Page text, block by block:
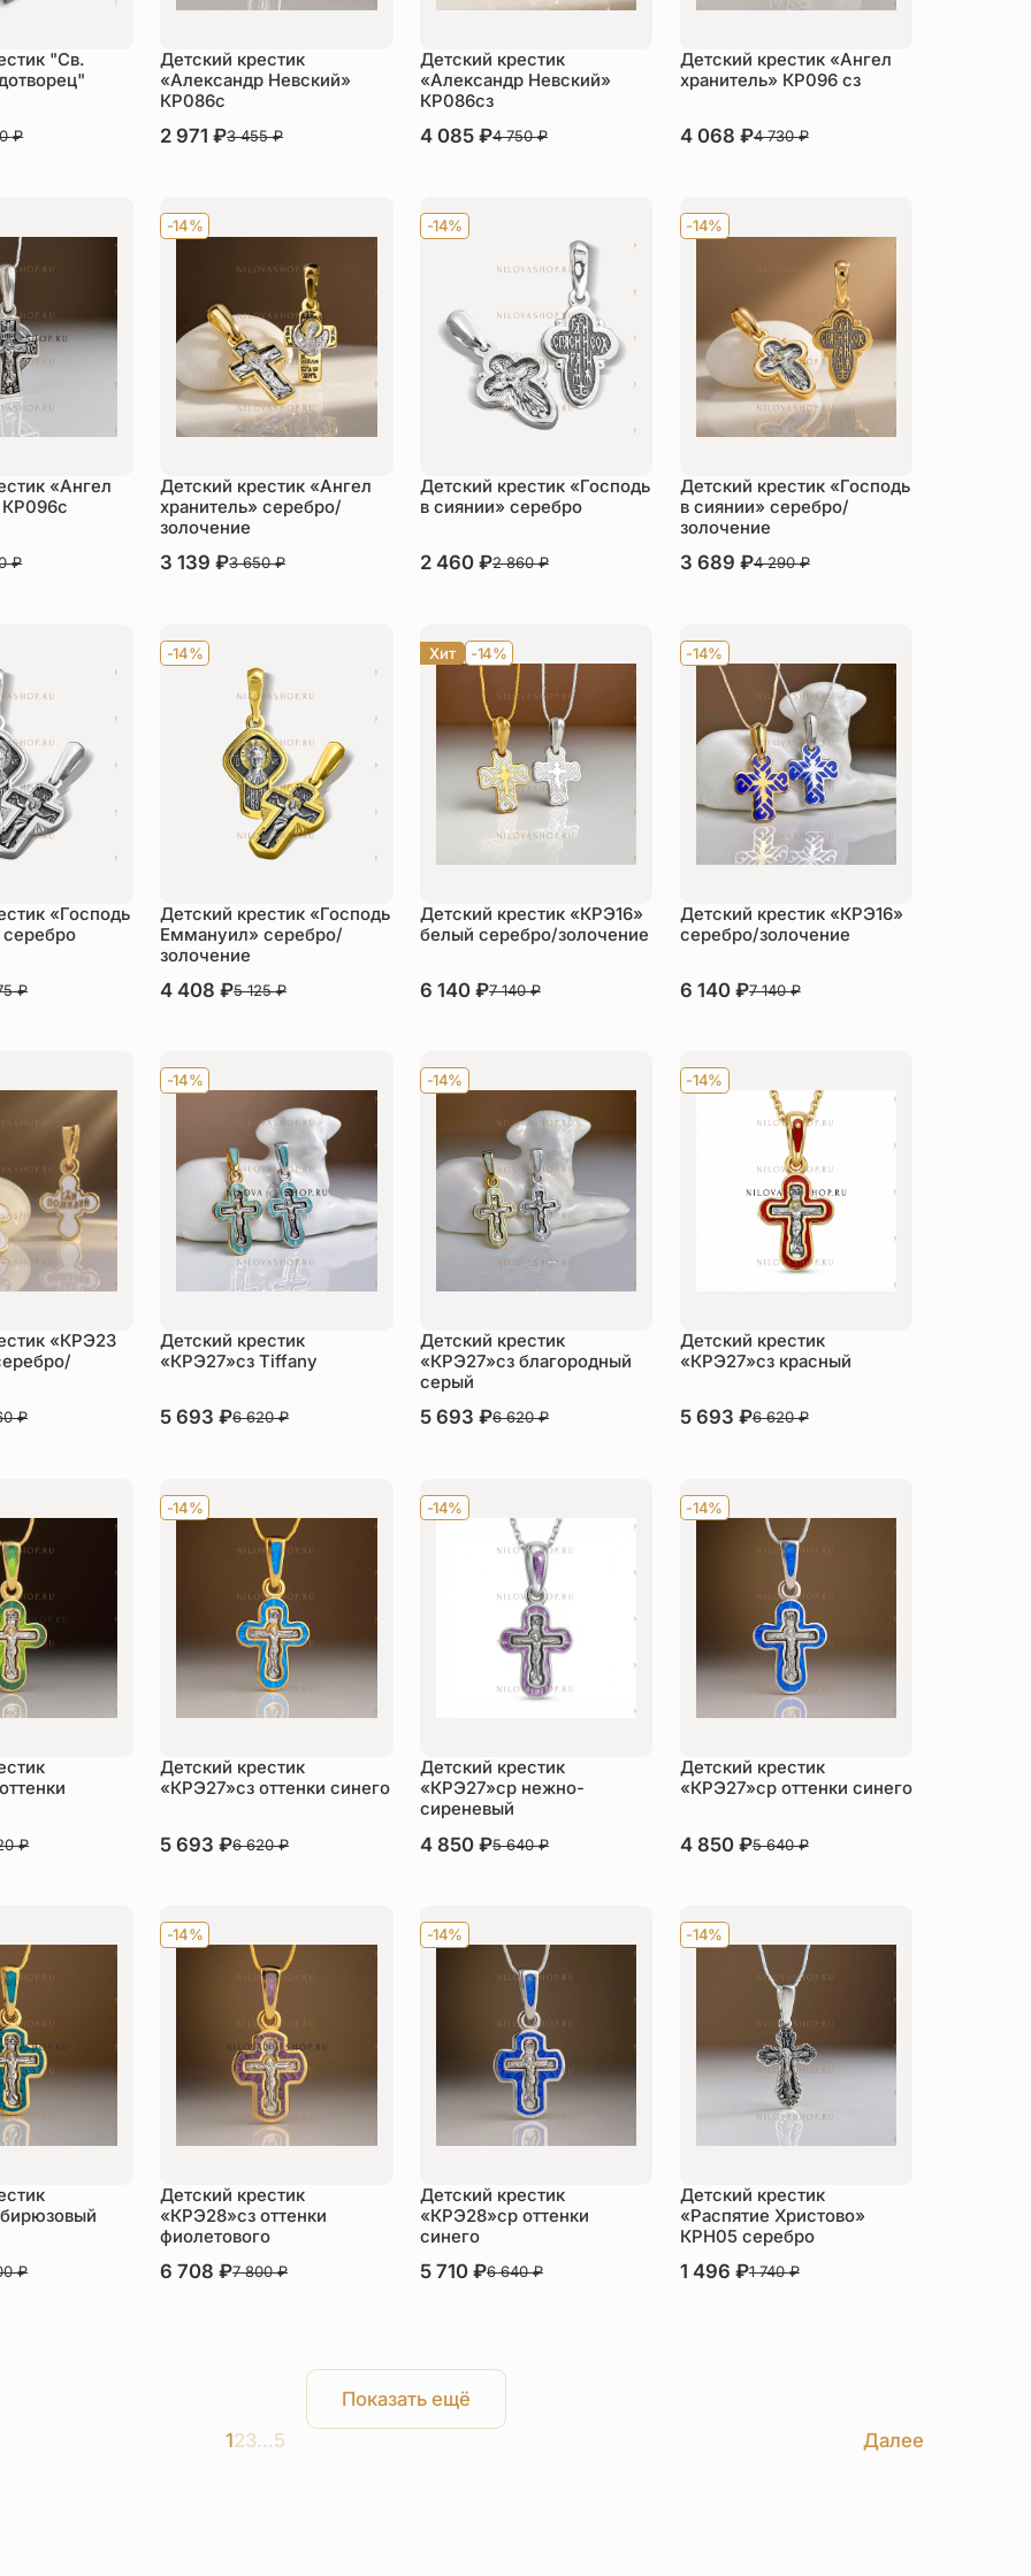
"Св.
₽
Детский крестик
«Александр Невский»
КР086с
В наличии
2 971₽3 455₽
Детский крестик
«Александр Невский»
КР086сз
В наличии
4 085 ₽4 750₽
Детский крестик «Ангел
хранитель» КР096 сз
В наличии
4 068 ₽4 730₽
«Ангел
КР096с
₽
-14%
Детский крестик «Ангел
хранитель» серебро/
золочение
В наличии
3 139₽3 650₽
-14%
Детский крестик «Господь
в сиянии» серебро
В наличии
2 460 ₽2 860₽
-14%
Детский крестик «Господь
в сиянии» серебро/
золочение
В наличии
3 689 ₽4 290₽
«Господь
₽
-14%
Детский крестик «Господь
Еммануил» серебро/
золочение
В наличии
4 408₽5 125₽
Хит -14%
Детский крестик «КРЭ16»
белый серебро/золочение
В наличии
6 140 ₽7 140₽
-14%
Детский крестик «КРЭ16»
серебро/золочение
В наличии
6 140 ₽7 140₽
«КРЭ23
₽
-14%
Детский крестик
«КРЭ27»сз Tiffany
В наличии
5 693₽6 620₽
-14%
Детский крестик
«КРЭ27»сз благородный
серый
В наличии
5 693 ₽6 620₽
-14%
Детский крестик
«КРЭ27»сз красный
В наличии
5 693 ₽6 620₽
₽
-14%
Детский крестик
«КРЭ27»сз оттенки синего
В наличии
5 693₽6 620₽
-14%
Детский крестик
«КРЭ27»ср нежно-
сиреневый
В наличии
4 850 ₽5 640₽
-14%
Детский крестик
«КРЭ27»ср оттенки синего
В наличии
4 850 ₽5 640₽
₽
-14%
Детский крестик
«КРЭ28»сз оттенки
фиолетового
В наличии
6 708₽7 800₽
-14%
Детский крестик
«КРЭ28»ср оттенки
синего
В наличии
5 710 ₽6 640₽
-14%
Детский крестик
«Распятие Христово»
КРН05 серебро
В наличии
1 496 ₽1 740₽
Показать ещё
123…5 Далее